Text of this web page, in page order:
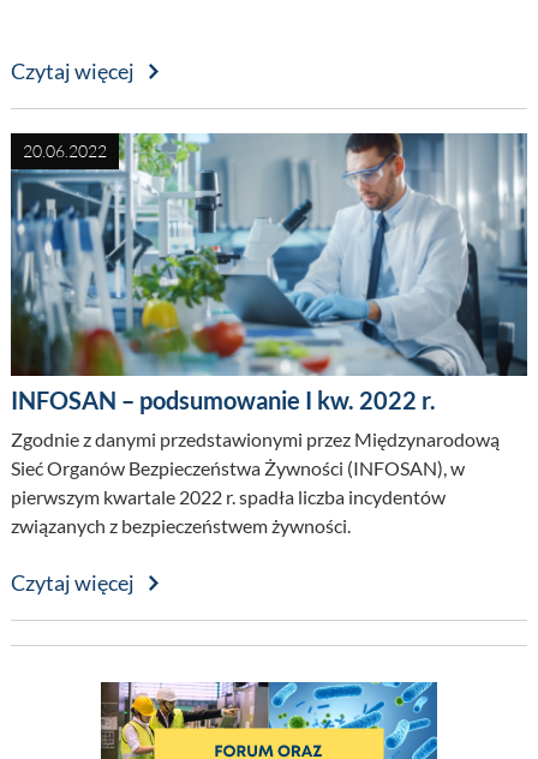
Czytaj więcej
20.06.2022
INFOSAN – podsumowanie I kw. 2022 r.
Zgodnie z danymi przedstawionymi przez Międzynarodową
Sieć Organów Bezpieczeństwa Żywności (INFOSAN), w
pierwszym kwartale 2022 r. spadła liczba incydentów
związanych z bezpieczeństwem żywności.
Czytaj więcej